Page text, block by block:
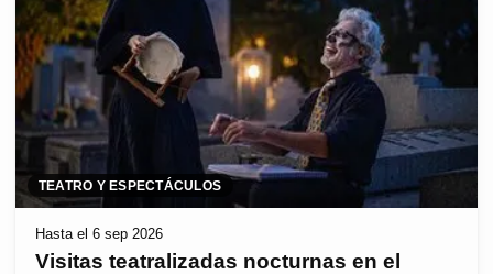
TEATRO Y ESPECTÁCULOS
Hasta el 6 sep 2026
Visitas teatralizadas nocturnas en el